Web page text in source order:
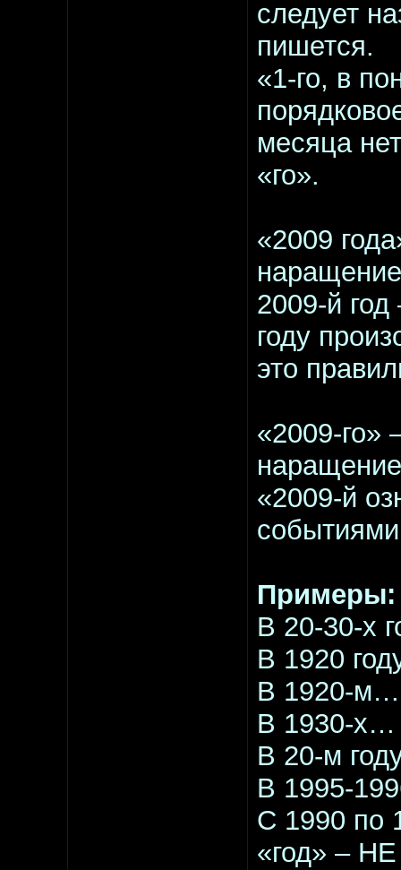
следует
пишется.
«1-го, в
месяца
«го».
«2009
2009-й
году
это
«2009-го»
«2009-й
Примеры:
В 20-30-х
В 1920
В 1920-м…
В 1930-х…
В 20-м
В 1995-
С 1990 по
«год» –